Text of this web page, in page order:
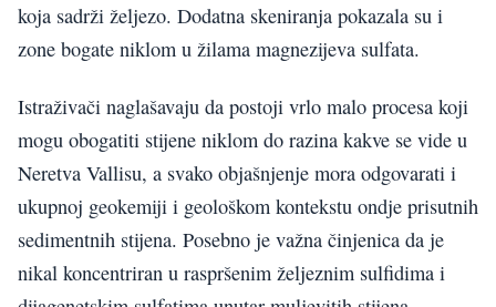
koja sadrži željezo. Dodatna skeniranja pokazala su i
zone bogate niklom u žilama magnezijeva sulfata.
Istraživači naglašavaju da postoji vrlo malo procesa koji
mogu obogatiti stijene niklom do razina kakve se vide u
Neretva Vallisu, a svako objašnjenje mora odgovarati i
ukupnoj geokemiji i geološkom kontekstu ondje prisutnih
sedimentnih stijena. Posebno je važna činjenica da je
nikal koncentriran u raspršenim željeznim sulfidima i